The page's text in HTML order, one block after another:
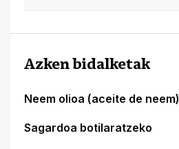
Azken bidalketak
Neem olioa (aceite de neem)
Sagardoa botilaratzeko